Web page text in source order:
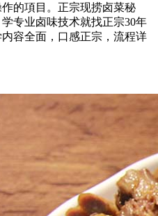
的項目。正宗现捞卤菜秘
专业卤味技术就找正宗30年
容全面，口感正宗，流程详